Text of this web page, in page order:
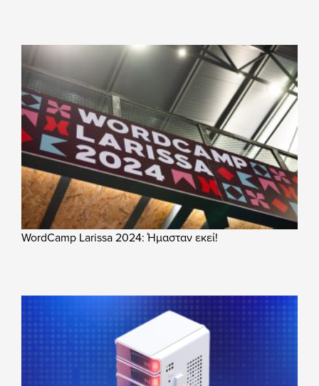
WordCamp Larissa 2024: Ήμασταν εκεί!